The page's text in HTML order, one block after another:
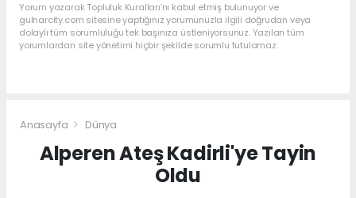
Yorum yazarak Topluluk Kuralları’nı kabul etmiş bulunuyor ve
gulnarcity.com sitesine yaptığınız yorumunuzla ilgili doğrudan veya
dolaylı tüm sorumluluğu tek başınıza üstleniyorsunuz. Yazılan tüm
yorumlardan site yönetimi hiçbir şekilde sorumlu tutulamaz.
Anasayfa Dünya
Alperen Ateş Kadirli'ye Tayin
Oldu